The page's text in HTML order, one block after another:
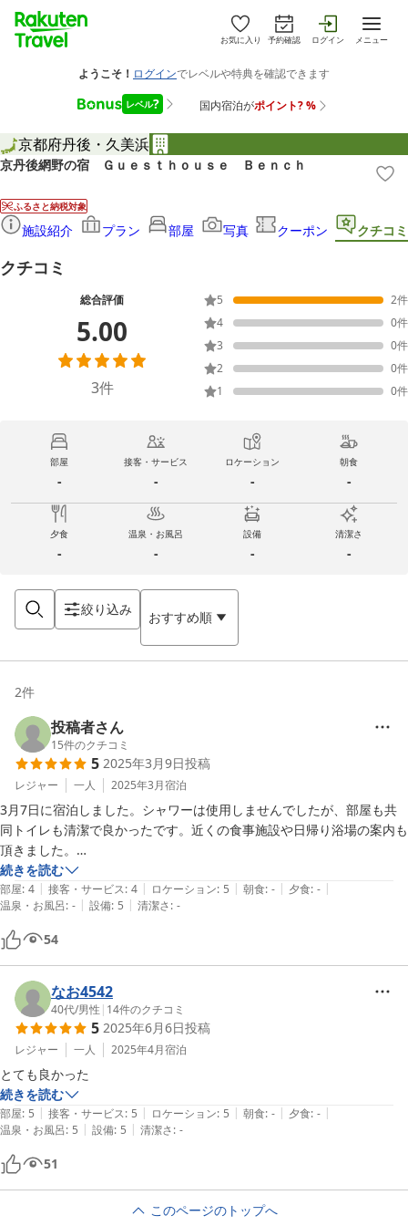
お気に入り 予約確認 ログイン メニュー
京都府丹後・久美浜
京丹後網野の宿 Ｇｕｅｓｔｈｏｕｓｅ Ｂｅｎｃｈ
ふるさと納税対象
施設紹介 プラン 部屋 写真 クーポン クチコミ
クチコミ
総合評価
5.00
3件
5 2件
4
0件
3
0件
2
0件
1
0件
部屋
-
接客・サービス
-
ロケーション
-
朝食
-
夕食
-
温泉・お風呂
-
設備
-
清潔さ
-
絞り込み おすすめ順
2件
投稿者さん
15件のクチコミ
5 2025年3月9日投稿
レジャー 一人 2025年3月宿泊
3月7日に宿泊しました。シャワーは使用しませんでしたが、部屋も共
同トイレも清潔で良かったです。近くの食事施設や日帰り浴場の案内も
頂きました。
またこちら方面に来たら利用したいと思いました。
ありがとうございました。
続きを読む
部屋: 4 | 接客・サービス: 4 | ロケーション: 5 | 朝食: - | 夕食: - |
温泉・お風呂: - | 設備: 5 | 清潔さ: -
54
なお4542
40代/男性 | 14件のクチコミ
5 2025年6月6日投稿
レジャー 一人 2025年4月宿泊
とても良かった
続きを読む
部屋: 5 | 接客・サービス: 5 | ロケーション: 5 | 朝食: - | 夕食: - |
温泉・お風呂: 5 | 設備: 5 | 清潔さ: -
51
このページのトップへ